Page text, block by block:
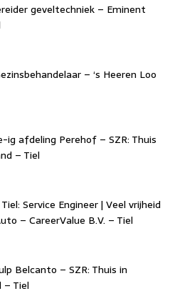
geveltechniek – Eminent
– ‘s Heeren Loo
ig afdeling Perehof – SZR: Thuis
– Tiel
Service Engineer | Veel vrijheid
– CareerValue B.V. – Tiel
Belcanto – SZR: Thuis in
– Tiel